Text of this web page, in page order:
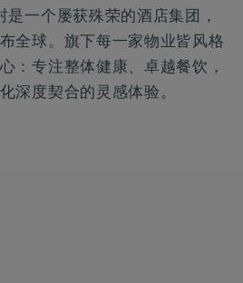
是一个屡获殊荣的酒店集团，
全球。旗下每一家物业皆风格
：专注整体健康、卓越餐饮，
深度契合的灵感体验。